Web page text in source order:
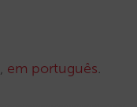
, em português.